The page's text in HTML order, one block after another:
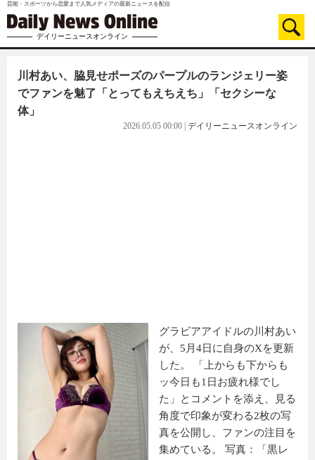
芸能・スポーツから恋愛まで人気メディアの最新ニュースを配信
デイリーニュースオンライン
川村あい、脇見せポーズのパープルのランジェリー姿
でファンを魅了「とってもえちえち」「セクシーな
体」
2026.05.05 00:00 デイリーニュースオンライン
グラビアアイドルの川村あい
が、5月4日に自身のXを更新
した。 「上からも下からも
ッ今日も1日お疲れ様でし
た」とコメントを添え、見る
角度で印象が変わる2枚の写
真を公開し、ファンの注目を
集めている。 写真：「黒レ